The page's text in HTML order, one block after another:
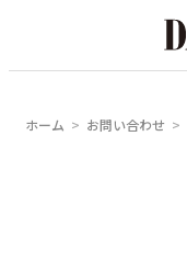
ホーム お問い合わせ